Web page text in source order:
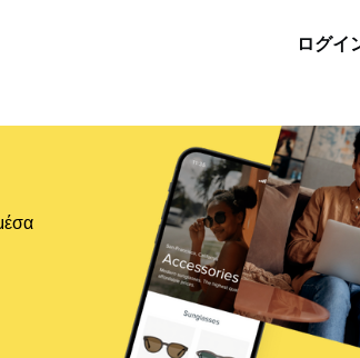
ログイ